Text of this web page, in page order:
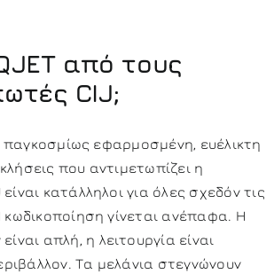
από τους
CIJ;
παγκοσμίως εφαρμοσμένη, ευέλικτη
που αντιμετωπίζει η
κατάλληλοι για όλες σχεδόν τις
γίνεται ανέπαφα. Η
απλή, η λειτουργία είναι
Τα μελάνια στεγνώνουν